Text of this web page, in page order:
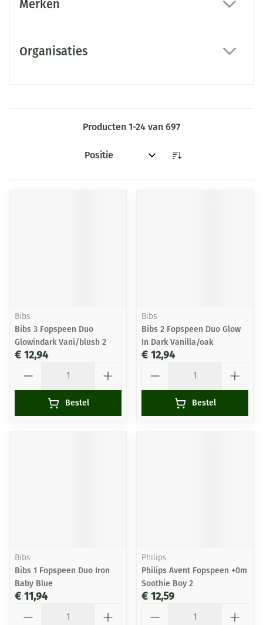
Merken
Organisaties
Producten 1-24 van 697
Sorteer op:
Bibs
Bibs 3 Fopspeen Duo
Glowindark Vani/blush 2
€ 12,94
Bestel
Bibs
Bibs 2 Fopspeen Duo Glow
In Dark Vanilla/oak
€ 12,94
Bestel
Bibs
Bibs 1 Fopspeen Duo Iron
Baby Blue
€ 11,94
Philips
Philips Avent Fopspeen +0m
Soothie Boy 2
€ 12,59